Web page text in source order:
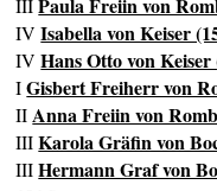
IIIPaula Freiin von
IVIsabella von Keiser
IVHans Otto von
IGisbert Freiherr von
IIAnna Freiin von
IIIKarola Gräfin von
IIIHermann Graf von